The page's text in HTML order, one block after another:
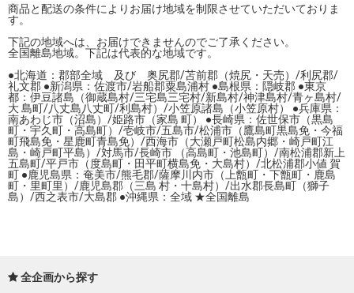
商品と配送の条件によりお届け地域を制限させていただいておりま
す。
下記の地域へは、お届けできませんのでご了承ください。
全国離島地域。下記は代表的な地域です。
●北海道：郡部全域 及び 奥尻郡/苫前郡（焼尻・天売）/利尻郡/
礼文郡 ●新潟県：佐渡市/岩船郡粟島浦村 ●島根県：隠岐郡 ●東京
都：伊豆諸島（御蔵島村/三宅島三宅村/新島村/神津島村/青ヶ島村/
大 島町/八丈島八丈町/利島村）/小笠原諸島（小笠原村） ●兵庫県：
南あわじ市（沼島）/姫路市（家島 町） ●長崎県：佐世保市（黒島
町・宇久町・高島町）/壱岐市/五島市/松浦市（鷹島町黒島免・今福
町飛島免・星鹿町青島免）/西海市（大瀬戸町松島内郷・崎戸町江
島・崎戸町平島）/対馬市/長崎市 （高島町・池島町）/南松浦郡新上
五島町/平戸市（度島町・田平町横島免・大島村）/北松浦郡小値 賀
町 ●鹿児島県：奄美市/熊毛郡/薩摩川内市（上甑町・下甑町・鹿島
町・里町里）/鹿児島郡（三島 村・十島村）/出水郡長島町（獅子
島）/西之表市/大島郡 ●沖縄県：全域 ★全国離島
全企画から探す